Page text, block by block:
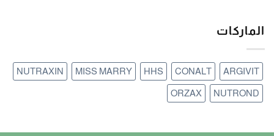
الماركات
ARGIVIT
CONALT
HHS
MISS MARRY
NUTRAXIN
NUTROND
ORZAX